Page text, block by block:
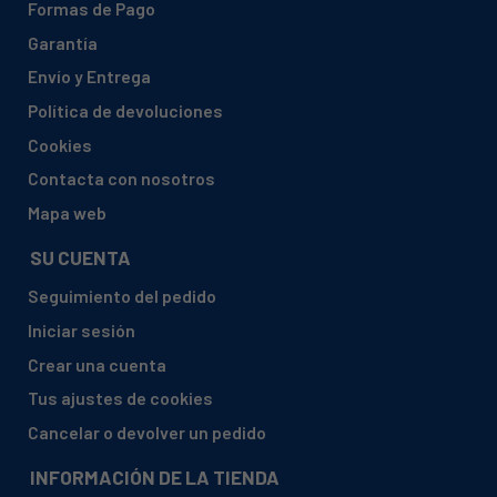
BAUKNECHT, 856010026122 TRKA-HP 9892
BAUKNECHT, 856010026124 TRKA-HP 9892
BAUKNECHT, 856010036121 TRKA-HP 7671
Formas de Pago
Garantía
Envío y Entrega
Política de devoluciones
Cookies
Contacta con nosotros
Mapa web
SU CUENTA
Seguimiento del pedido
Iniciar sesión
Crear una cuenta
Tus ajustes de cookies
Cancelar o devolver un pedido
INFORMACIÓN DE LA TIENDA